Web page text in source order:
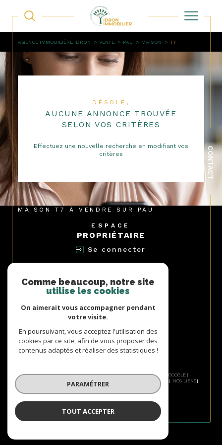
CONTACT
AGENCE IMMOBILIÈRE IDRON VENTE PAU MAISON T7
DÉSOLÉ,
AUCUNE ANNONCE TROUVÉE
SELON VOS CRITÈRES
Effectuez une nouvelle recherche en modifiant vos
critères
MAISON T7 À VENDRE SUR PAU
ESPACE
PROPRIÉTAIRE
Se connecter
ADHÉRONS
AVIS
CLIENTS
© 2026 | TOUS DROITS RÉSERVÉS | TRADUCTION POWERED BY GOOGLE |
PLAN DU SITE ADMIN
NOS LIENS
POLITIQUE RGPD
Comme beaucoup, notre site
utilise les cookies
On aimerait vous accompagner pendant
votre visite.
En poursuivant, vous acceptez l'utilisation des
cookies par ce site, afin de vous proposer des
contenus adaptés et réaliser des statistiques !
PARAMÉTRER
TOUT ACCEPTER